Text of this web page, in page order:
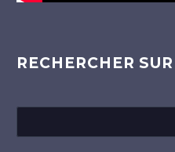
RECHERCHER